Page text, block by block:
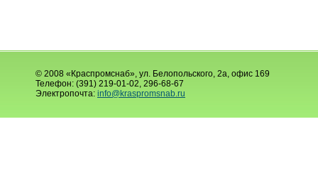
© 2008 «Краспромснаб», ул. Белопольского, 2а, офис 169
Телефон: (391) 219-01-02, 296-68-67
Электропочта: info@kraspromsnab.ru